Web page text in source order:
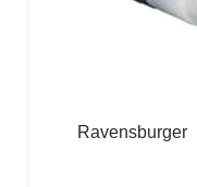
Ravensburger